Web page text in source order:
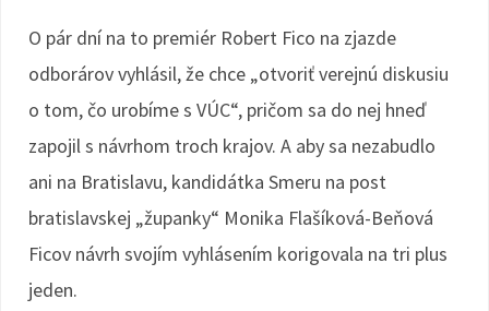
O pár dní na to premiér Robert Fico na zjazde
odborárov vyhlásil, že chce „otvoriť verejnú diskusiu
o tom, čo urobíme s VÚC“, pričom sa do nej hneď
zapojil s návrhom troch krajov. A aby sa nezabudlo
ani na Bratislavu, kandidátka Smeru na post
bratislavskej „županky“ Monika Flašíková-Beňová
Ficov návrh svojím vyhlásením korigovala na tri plus
jeden.